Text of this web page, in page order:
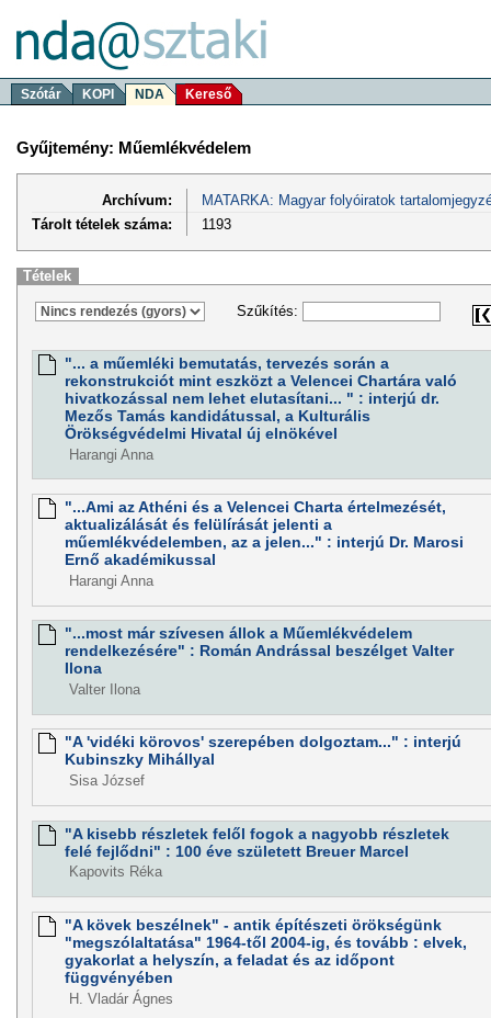
Szótár KOPI NDA Kereső
Gyűjtemény: Műemlékvédelem
Archívum:
MATARKA: Magyar folyóiratok
Tárolt tételek száma:
1193
Tételek
Szűkítés:
"... a műemléki bemutatás, tervezés során a
rekonstrukciót mint eszközt a Velencei Chartára való
hivatkozással nem lehet elutasítani... " : interjú dr.
Mezős Tamás kandidátussal, a Kulturális
Örökségvédelmi Hivatal új elnökével
Harangi Anna
"...Ami az Athéni és a Velencei Charta értelmezését,
aktualizálását és felülírását jelenti a
műemlékvédelemben, az a jelen..." : interjú Dr. Marosi
Ernő akadémikussal
Harangi Anna
"...most már szívesen állok a Műemlékvédelem
rendelkezésére" : Román Andrással beszélget Valter
Ilona
Valter Ilona
"A 'vidéki körovos' szerepében dolgoztam..." : interjú
Kubinszky Mihállyal
Sisa József
"A kisebb részletek felől fogok a nagyobb részletek
felé fejlődni" : 100 éve született Breuer Marcel
Kapovits Réka
"A kövek beszélnek" - antik építészeti örökségünk
"megszólaltatása" 1964-től 2004-ig, és tovább : elvek,
gyakorlat a helyszín, a feladat és az időpont
függvényében
H. Vladár Ágnes